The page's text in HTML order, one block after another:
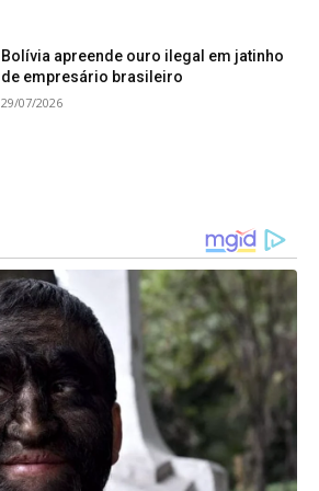
Bolívia apreende ouro ilegal em jatinho
de empresário brasileiro
29/07/2026